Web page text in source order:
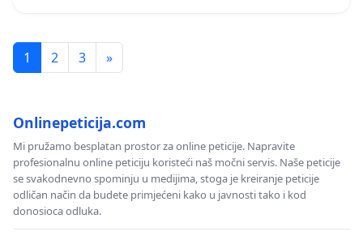
1 2 3 »
Onlinepeticija.com
Mi pružamo besplatan prostor za online peticije. Napravite
profesionalnu online peticiju koristeći naš močni servis. Naše peticije
se svakodnevno spominju u medijima, stoga je kreiranje peticije
odličan način da budete primjećeni kako u javnosti tako i kod
donosioca odluka.